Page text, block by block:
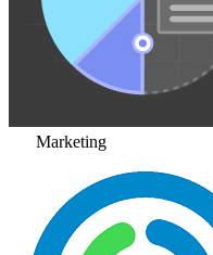
Marketing